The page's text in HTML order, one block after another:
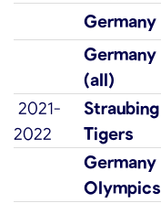
Germany
Germany
(all)
2021-
2022
Straubing
Tigers
Germany
Olympics